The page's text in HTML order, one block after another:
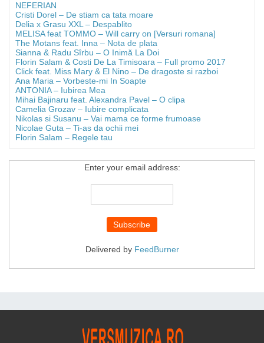
NEFERIAN
Cristi Dorel – De stiam ca tata moare
Delia x Grasu XXL – Despablito
MELISA feat TOMMO – Will carry on [Versuri romana]
The Motans feat. Inna – Nota de plata
Sianna & Radu Sîrbu – O Inimă La Doi
Florin Salam & Costi De La Timisoara – Full promo 2017
Click feat. Miss Mary & El Nino – De dragoste si razboi
Ana Maria – Vorbeste-mi In Soapte
ANTONIA – Iubirea Mea
Mihai Bajinaru feat. Alexandra Pavel – O clipa
Camelia Grozav – Iubire complicata
Nikolas si Susanu – Vai mama ce forme frumoase
Nicolae Guta – Ti-as da ochii mei
Florin Salam – Regele tau
Enter your email address:
Delivered by FeedBurner